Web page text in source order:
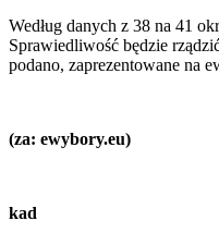
Według danych z 38 na 41
Sprawiedliwość będzie
podano, zaprezentowane na
(za: ewybory.eu)
kad